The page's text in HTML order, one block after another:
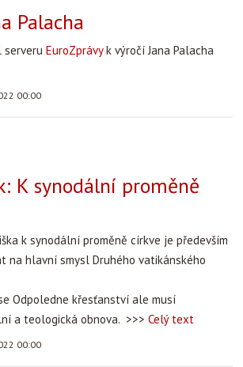
Palacha
serveru EuroZprávyk výročí Jana Palacha
00:00
K synodální proměně
k synodální proměně církve je především
na hlavní smysl Druhého vatikánského
Odpoledne křesťanství ale musí
a teologická obnova. >>> Celý text
00:00